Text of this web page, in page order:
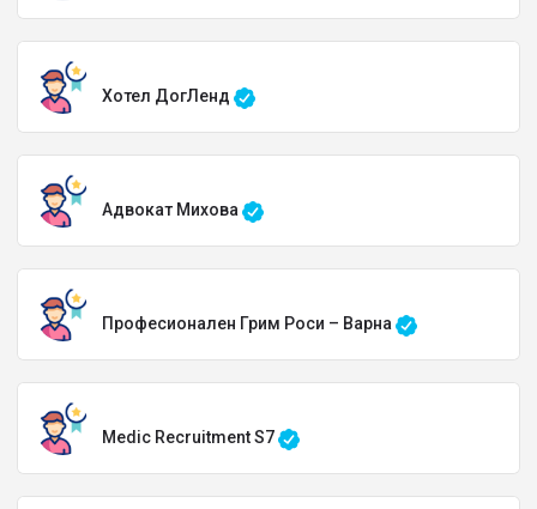
Хотел ДогЛенд
Адвокат Михова
Професионален Грим Роси – Варна
Medic Recruitment S7